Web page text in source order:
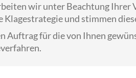
wir unter Beachtung Ihrer
Klagestrategie und stimmen
Auftrag für die von Ihnen